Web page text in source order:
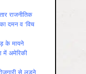
राजनीतिक
दमन व ‘विच
के मायने
में अमेरिकी
से लड़ने